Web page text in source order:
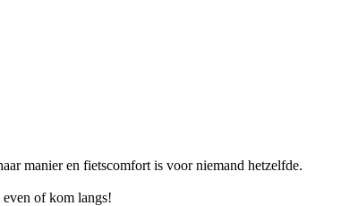
manier en fietscomfort is voor niemand hetzelfde.
of kom langs!